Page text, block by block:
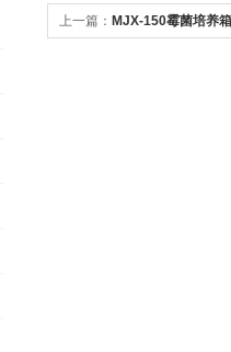
上一篇： MJX-150霉菌培养箱